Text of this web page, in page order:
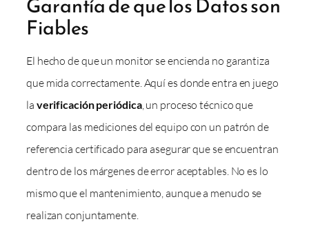
Fiables
El hecho de que un monitor se encienda no garantiza
que mida correctamente. Aquí es donde entra en juego
la verificación periódica, un proceso técnico que
compara las mediciones del equipo con un patrón de
referencia certificado para asegurar que se encuentran
dentro de los márgenes de error aceptables. No es lo
mismo que el mantenimiento, aunque a menudo se
realizan conjuntamente.